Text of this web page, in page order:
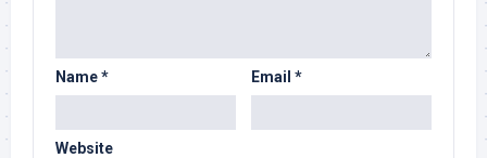
Name* Email *
Website